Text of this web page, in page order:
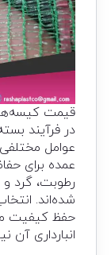
قیمت
در فرآیند
عوامل
عمده برای
رطوبت، گرد
شده‌اند.
حفظ کیفیت
انبارداری آن